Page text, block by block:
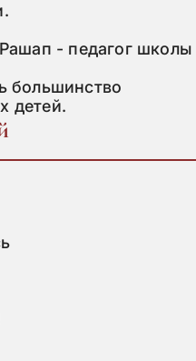
- педагог школы
большинство
детей.